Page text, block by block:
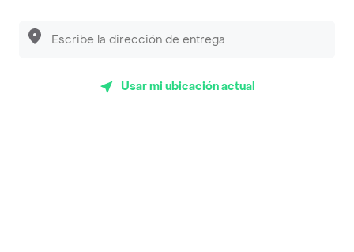
Usar mi ubicación actual